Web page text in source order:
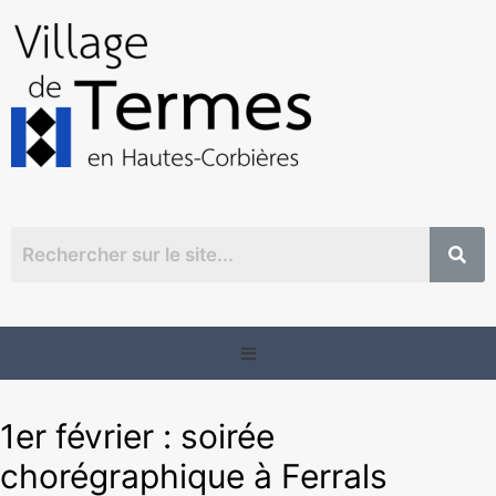
1er février : soirée
chorégraphique à Ferrals